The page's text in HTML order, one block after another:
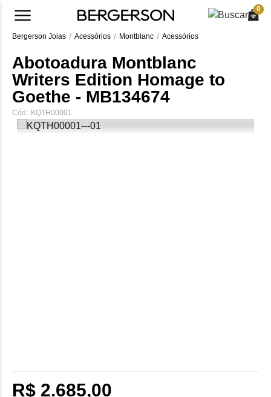
0
Bergerson Joias Acessórios Montblanc Acessórios
Abotoadura Montblanc
Writers Edition Homage to
Goethe - MB134674
Cód: KQTH00001
R$ 2.685,00